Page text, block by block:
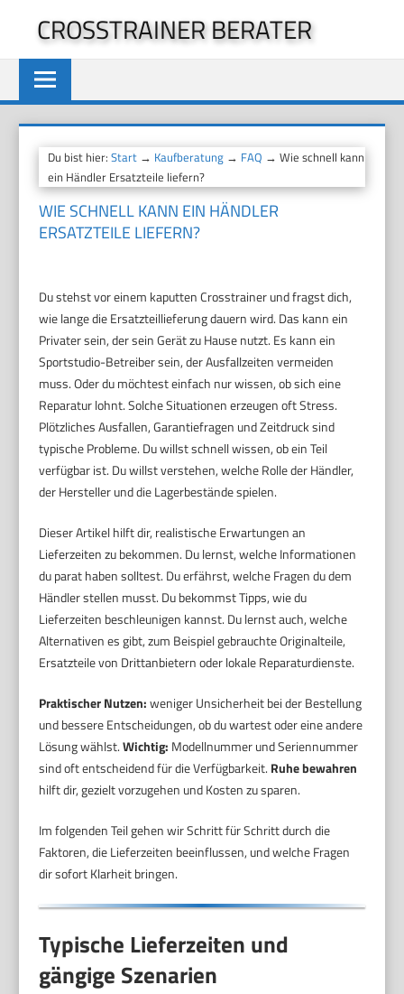
springen
CROSSTRAINER BERATER
Du bist hier:Start → Kaufberatung → FAQ → Wie schnell kann
ein Händler Ersatzteile liefern?
WIE SCHNELL KANN EIN HÄNDLER
ERSATZTEILE LIEFERN?
Du stehst vor einem kaputten Crosstrainer und fragst dich,
wie lange die Ersatzteillieferung dauern wird. Das kann ein
Privater sein, der sein Gerät zu Hause nutzt. Es kann ein
Sportstudio-Betreiber sein, der Ausfallzeiten vermeiden
muss. Oder du möchtest einfach nur wissen, ob sich eine
Reparatur lohnt. Solche Situationen erzeugen oft Stress.
Plötzliches Ausfallen, Garantiefragen und Zeitdruck sind
typische Probleme. Du willst schnell wissen, ob ein Teil
verfügbar ist. Du willst verstehen, welche Rolle der Händler,
der Hersteller und die Lagerbestände spielen.
Dieser Artikel hilft dir, realistische Erwartungen an
Lieferzeiten zu bekommen. Du lernst, welche Informationen
du parat haben solltest. Du erfährst, welche Fragen du dem
Händler stellen musst. Du bekommst Tipps, wie du
Lieferzeiten beschleunigen kannst. Du lernst auch, welche
Alternativen es gibt, zum Beispiel gebrauchte Originalteile,
Ersatzteile von Drittanbietern oder lokale Reparaturdienste.
Praktischer Nutzen:weniger Unsicherheit bei der Bestellung
und bessere Entscheidungen, ob du wartest oder eine andere
Lösung wählst.Wichtig: Modellnummer und Seriennummer
sind oft entscheidend für die Verfügbarkeit. Ruhe bewahren
hilft dir, gezielt vorzugehen und Kosten zu sparen.
Im folgenden Teil gehen wir Schritt für Schritt durch die
Faktoren, die Lieferzeiten beeinflussen, und welche Fragen
dir sofort Klarheit bringen.
Typische Lieferzeiten und
gängige Szenarien